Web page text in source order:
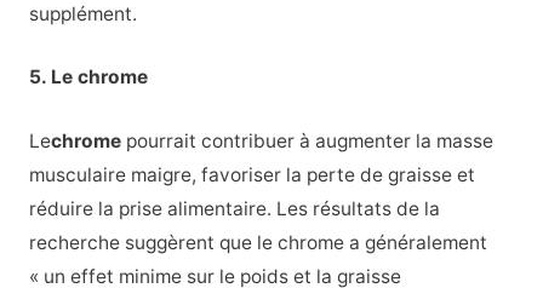
supplément.
5. Le chrome
Lechromepourrait contribuer à augmenter la masse
musculaire maigre, favoriser la perte de graisse et
réduire la prise alimentaire. Les résultats de la
recherche suggèrent que le chrome a généralement
« un effet minime sur le poids et la graisse